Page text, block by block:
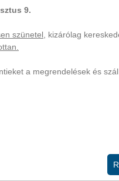
| HG (k. szöv. grafit)
9.
szünetel , kizárólag
a megrendelések és